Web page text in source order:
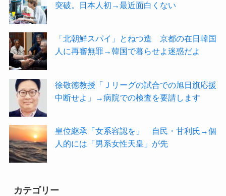
突破。日本人初→最近面白くない
「北朝鮮スパイ」とねつ造 京都の在日韓国
人に再審無罪→韓国で暮らせよ迷惑だよ
徐敬徳教授「Ｊリーグの試合での旭日旗応援
中断せよ」→病院での検査を要請します
皇位継承「女系容認を」 自民・甘利氏→個
人的には「男系女性天皇」が先
カテゴリー